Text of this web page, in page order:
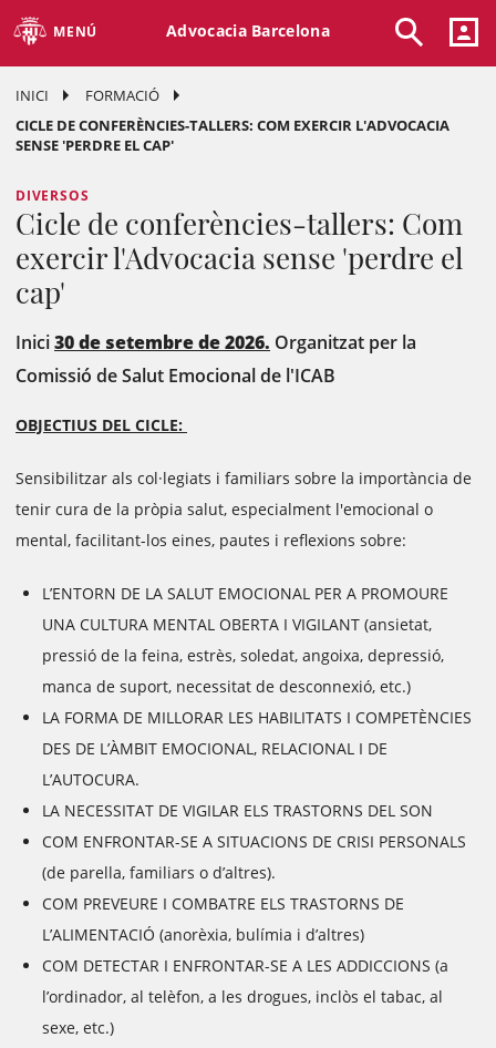
MENÚ Advocacia Barcelona
INICI
FORMACIÓ
CICLE DE CONFERÈNCIES-TALLERS: COM EXERCIR L'ADVOCACIA
SENSE 'PERDRE EL CAP'
DIVERSOS
Cicle de conferències-tallers: Com
exercir l'Advocacia sense 'perdre el
cap'
Inici30 de setembre de 2026. Organitzat per la
Comissió de Salut Emocional de l'ICAB
OBJECTIUS DEL CICLE:
Sensibilitzar als col·legiats i familiars sobre la importància de
tenir cura de la pròpia salut, especialment l'emocional o
mental, facilitant-los eines, pautes i reflexions sobre:
L’ENTORN DE LA SALUT EMOCIONAL PER A PROMOURE
UNA CULTURA MENTAL OBERTA I VIGILANT (ansietat,
pressió de la feina, estrès, soledat, angoixa, depressió,
manca de suport, necessitat de desconnexió, etc.)
LA FORMA DE MILLORAR LES HABILITATS I COMPETÈNCIES
DES DE L’ÀMBIT EMOCIONAL, RELACIONAL I DE
L’AUTOCURA.
LA NECESSITAT DE VIGILAR ELS TRASTORNS DEL SON
COM ENFRONTAR-SE A SITUACIONS DE CRISI PERSONALS
(de parella, familiars o d’altres).
COM PREVEURE I COMBATRE ELS TRASTORNS DE
L’ALIMENTACIÓ (anorèxia, bulímia i d’altres)
COM DETECTAR I ENFRONTAR-SE A LES ADDICCIONS (a
l’ordinador, al telèfon, a les drogues, inclòs el tabac, al
sexe, etc.)